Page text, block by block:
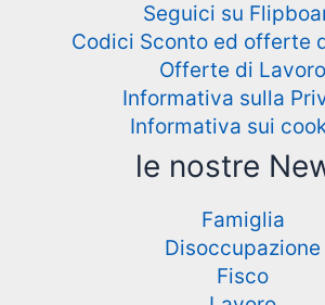
Seguici su
Codici Sconto ed offerte
Offerte di Lavoro
Informativa sulla
Informativa sui
le nostre
Famiglia
Disoccupazione
Fisco